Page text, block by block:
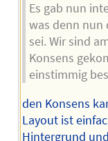
Es gab nun
was denn nun
sei. Wir sind
Konsens
einstimmig
den Konsens
Layout ist
Hintergrund